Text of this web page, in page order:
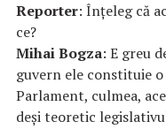
Reporter: Înțeleg că
ce?
Mihai Bogza: E greu
guvern ele constituie
Parlament, culmea,
deși teoretic